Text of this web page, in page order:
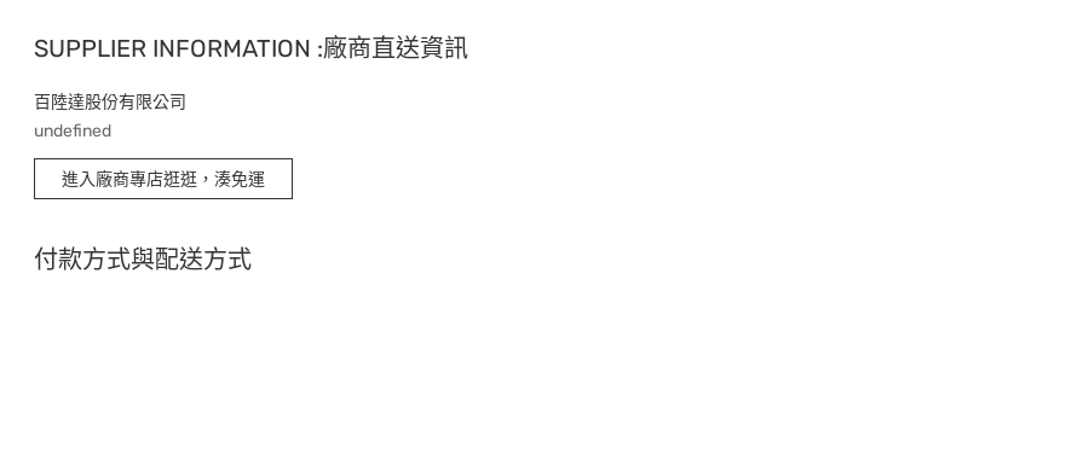
SUPPLIER INFORMATION :廠商直送資訊
百陸達股份有限公司
undefined
進入廠商專店逛逛，湊免運
付款方式與配送方式